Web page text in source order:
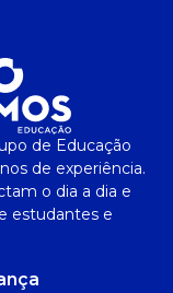
de Educação
de experiência.
o dia a dia e
estudantes e